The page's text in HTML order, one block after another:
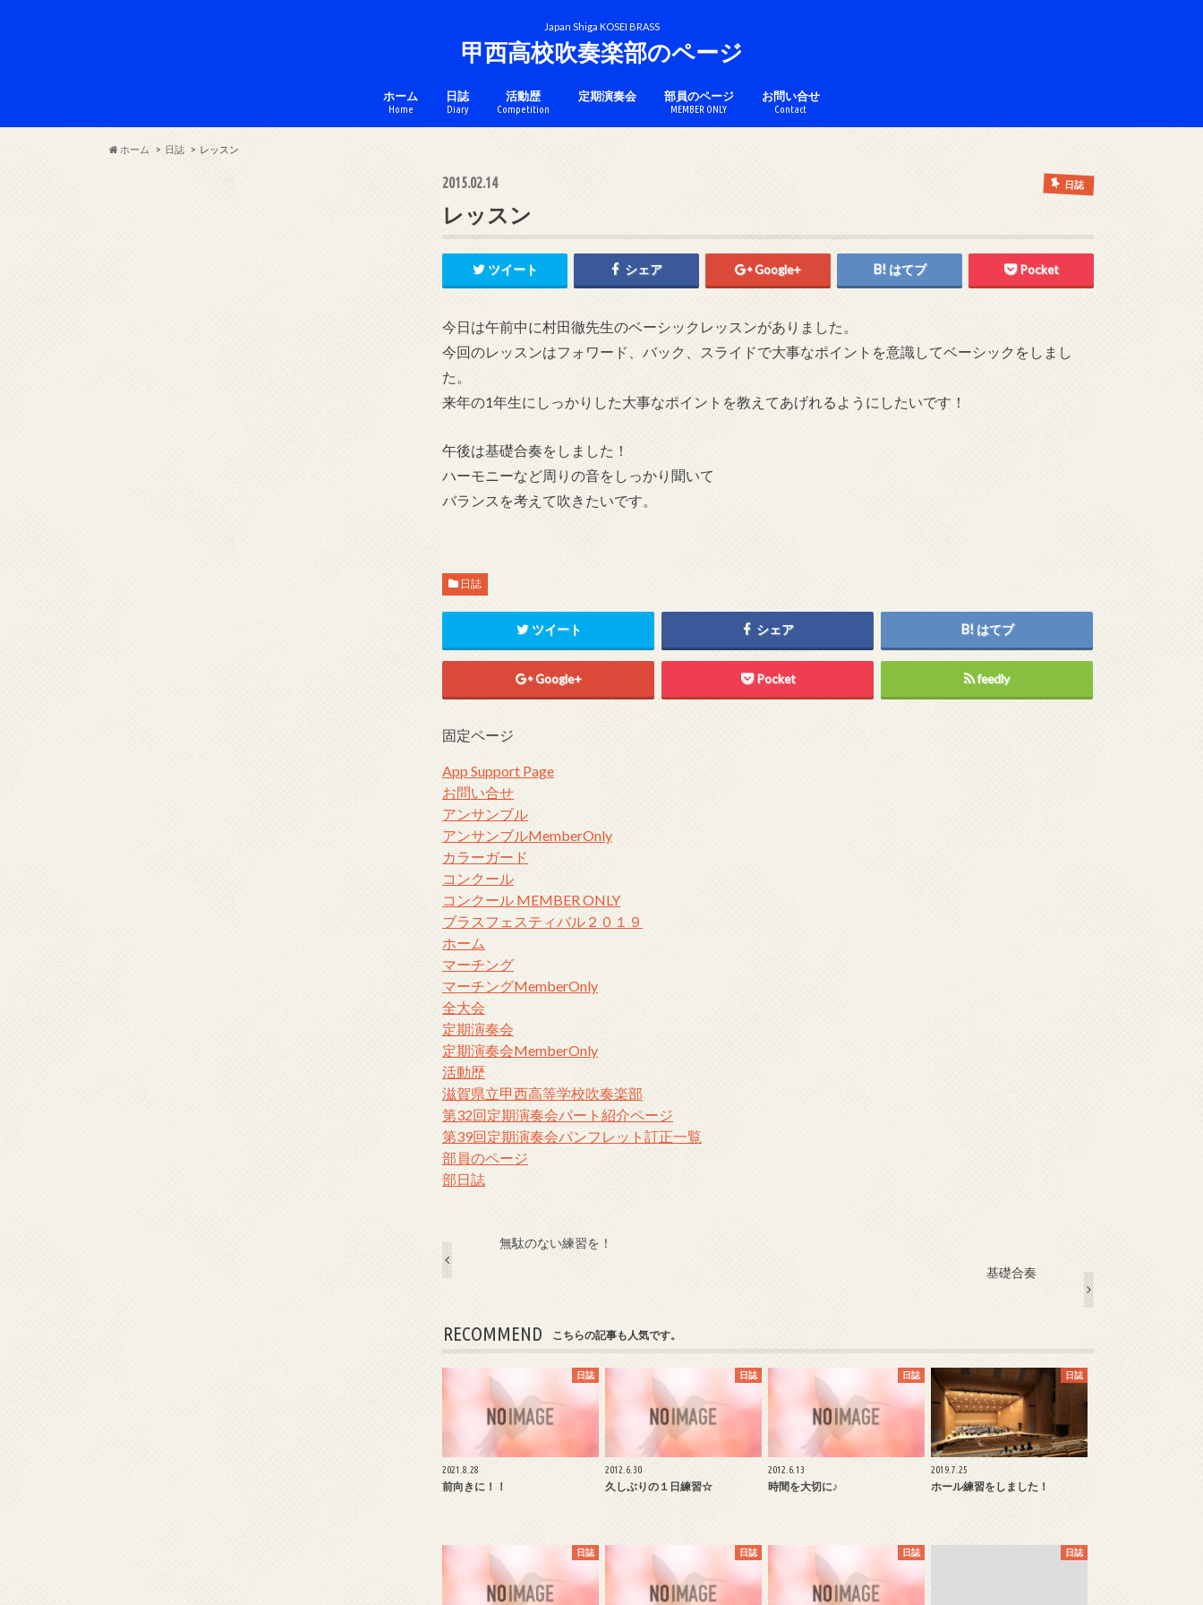
Japan Shiga KOSEI BRASS
甲西高校吹奏楽部のページ
ホーム
Home
日誌
Diary
活動歴
Competition
定期演奏会
チケットのページ
部員のページ
MEMBER ONLY
お問い合せ
Contact
ホーム 日誌 レッスン
2015.02.14 日誌
レッスン
ツイート シェア Google+ はてブ Pocket
今日は午前中に村田徹先生のベーシックレッスンがありました。
今回のレッスンはフォワード、バック、スライドで大事なポイントを意識してベーシックをしまし
た。
来年の1年生にしっかりした大事なポイントを教えてあげれるようにしたいです！
午後は基礎合奏をしました！
ハーモニーなど周りの音をしっかり聞いて
バランスを考えて吹きたいです。
日誌
ツイート シェア はてブ
Google+ Pocket feedly
固定ページ
App Support Page
お問い合せ
アンサンブル
アンサンブルMemberOnly
カラーガード
コンクール
コンクール MEMBER ONLY
ブラスフェスティバル２０１９
ホーム
マーチング
マーチングMemberOnly
全大会
定期演奏会
定期演奏会MemberOnly
活動歴
滋賀県立甲西高等学校吹奏楽部
第32回定期演奏会パート紹介ページ
第39回定期演奏会パンフレット訂正一覧
部員のページ
部日誌
無駄のない練習を！
基礎合奏
RECOMMEND こちらの記事も人気です。
日誌
2021.8.28
前向きに！！
日誌
2012.6.30
久しぶりの１日練習☆
日誌
2012.6.13
時間を大切に♪
日誌
2019.7.25
ホール練習をしました！
日誌 日誌 日誌 日誌